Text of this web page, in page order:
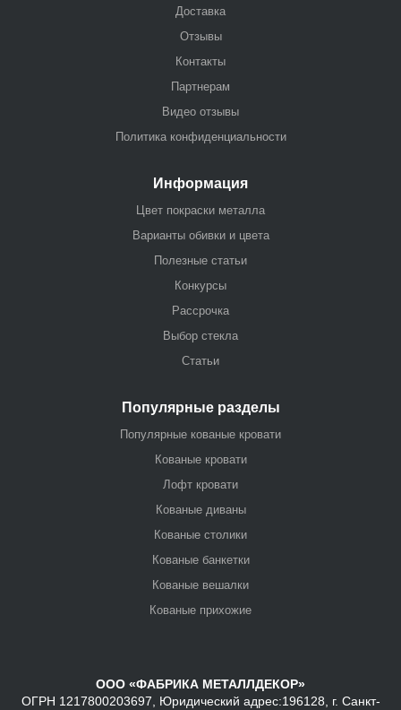
Доставка
Отзывы
Контакты
Партнерам
Видео отзывы
Политика конфиденциальности
Информация
Цвет покраски металла
Варианты обивки и цвета
Полезные статьи
Конкурсы
Рассрочка
Выбор стекла
Статьи
Популярные разделы
Популярные кованые кровати
Кованые кровати
Лофт кровати
Кованые диваны
Кованые столики
Кованые банкетки
Кованые вешалки
Кованые прихожие
ООО «ФАБРИКА МЕТАЛЛДЕКОР»
ОГРН 1217800203697, Юридический адрес:196128, г. Санкт-